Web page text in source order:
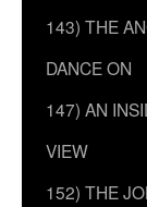
143) THE
DANCE ON
147) AN
VIEW
152) THE